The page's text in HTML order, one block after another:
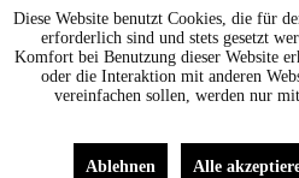
Diese Website benutzt Cookies, die für
erforderlich sind und stets gesetzt
Komfort bei Benutzung dieser Website
oder die Interaktion mit anderen
vereinfachen sollen, werden nur
Ablehnen Alle